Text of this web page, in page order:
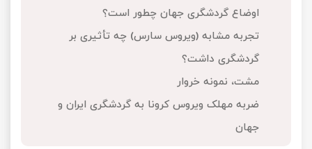
اوضاع گردشگری جهان چطور است؟
تجربه مشابه (ویروس سارس) چه تأثیری بر
گردشگری داشت؟
مشت، نمونه خروار
ضربه مهلک ویروس کرونا به گردشگری ایران و
جهان
تور طبس
تور کویر مصر
تور کیش از ساری
تور کیش از بندرعباس
تور مالدیو
تور زیارتی اقساطی